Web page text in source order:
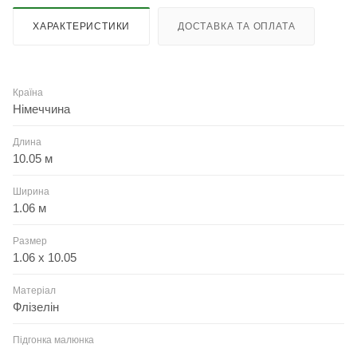
ХАРАКТЕРИСТИКИ ДОСТАВКА ТА ОПЛАТА
Країна
Німеччина
Длина
10.05 м
Ширина
1.06 м
Размер
1.06 x 10.05
Матеріал
Флізелін
Підгонка малюнка